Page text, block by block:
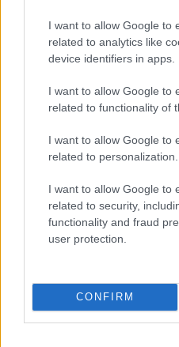
I want to allow Google to
related to analytics like
device identifiers in apps.
I want to allow Google to
related to functionality of
I want to allow Google to
related to personalization.
I want to allow Google to
related to security,
functionality and fraud
user protection.
CONFIRM
Ma kezdődik az
Augusztus 4. és 8. között újra
Nagyharsány, Kisharsány, a
kedden kezdődik a 19.
PROGRAM
Platon Karataev
Szigligeti
Különleges szabadtéri zenei
Kultúrapont, a Platon
Ügynökség közös eseménye
PROGRAM
A Zsámbéki Nyári